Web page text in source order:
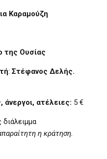
Καραμούζη
της Ουσίας
: Στέφανος Δελής.
άνεργοι, ατέλειες: 5 €
διάλειμμα
η κράτηση.